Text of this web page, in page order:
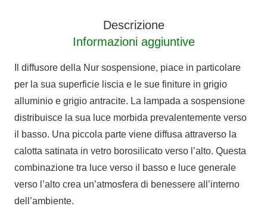
Descrizione
Informazioni aggiuntive
Il diffusore della Nur sospensione, piace in particolare
per la sua superficie liscia e le sue finiture in grigio
alluminio e grigio antracite. La lampada a sospensione
distribuisce la sua luce morbida prevalentemente verso
il basso. Una piccola parte viene diffusa attraverso la
calotta satinata in vetro borosilicato verso l’alto. Questa
combinazione tra luce verso il basso e luce generale
verso l’alto crea un’atmosfera di benessere all’interno
dell’ambiente.